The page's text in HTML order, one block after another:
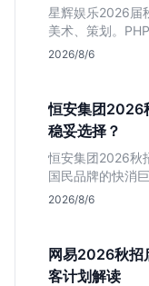
星辉娱乐2026届
美术、策划。
面议。适合想接
2026/8/6
恒安集团2026
稳妥选择？
恒安集团2026秋
国民品牌的快消
深度解析管培生
2026/8/6
网易2026秋招
客计划解读